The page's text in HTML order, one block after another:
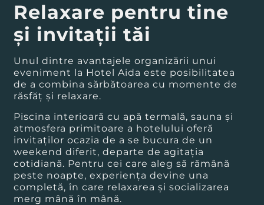
Relaxare pentru tine
și invitații tăi
Unul dintre avantajele organizării unui
eveniment la Hotel Aida este posibilitatea
de a combina sărbătoarea cu momente de
răsfăț și relaxare.
Piscina interioară cu apă termală, sauna și
atmosfera primitoare a hotelului oferă
invitaților ocazia de a se bucura de un
weekend diferit, departe de agitația
cotidiană. Pentru cei care aleg să rămână
peste noapte, experiența devine una
completă, în care relaxarea și socializarea
merg mână în mână.